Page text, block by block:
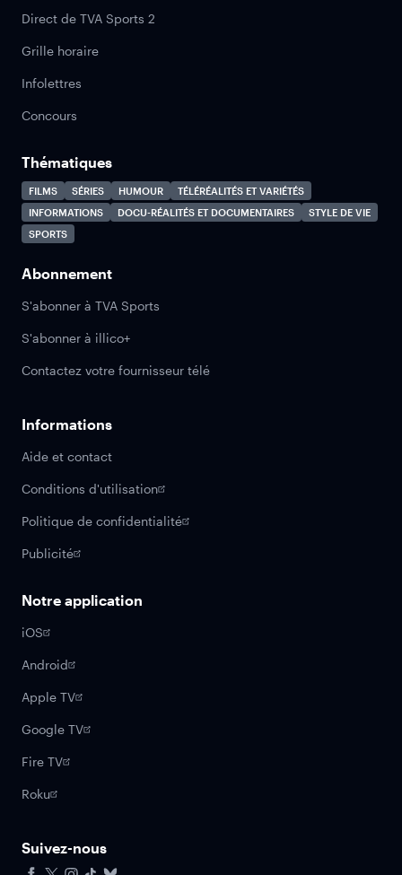
Direct de TVA Sports 2
Grille horaire
Infolettres
Concours
Thématiques
FILMS SÉRIES HUMOUR
TÉLÉRÉALITÉS ET VARIÉTÉS
INFORMATIONS
DOCU-RÉALITÉS ET DOCUMENTAIRES
STYLE DE VIE
SPORTS
Abonnement
S'abonner à TVA Sports
S'abonner à illico+
Contactez votre fournisseur télé
Informations
Aide et contact
Conditions d'utilisation
Politique de confidentialité
Publicité
Notre application
iOS
Android
Apple TV
Google TV
Fire TV
Roku
Suivez-nous